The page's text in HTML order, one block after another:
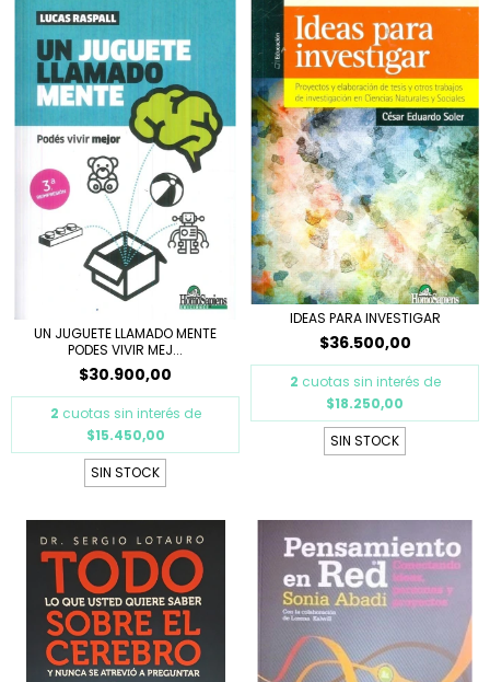
UN JUGUETE LLAMADO MENTE
PODES VIVIR MEJ...
$30.900,00
2 cuotas sin interés de
$15.450,00
SIN STOCK
IDEAS PARA INVESTIGAR
$36.500,00
2 cuotas sin interés de
$18.250,00
SIN STOCK